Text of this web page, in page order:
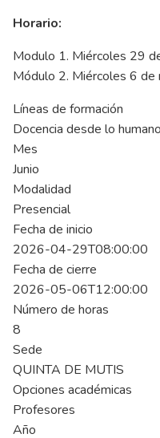
Horario:
Modulo 1. Miércoles 29
Módulo 2. Miércoles 6 de
Líneas de formación
Docencia desde lo humano
Mes
Junio
Modalidad
Presencial
Fecha de inicio
2026-04-29T08:00:00
Fecha de cierre
2026-05-06T12:00:00
Número de horas
8
Sede
QUINTA DE MUTIS
Opciones académicas
Profesores
Año